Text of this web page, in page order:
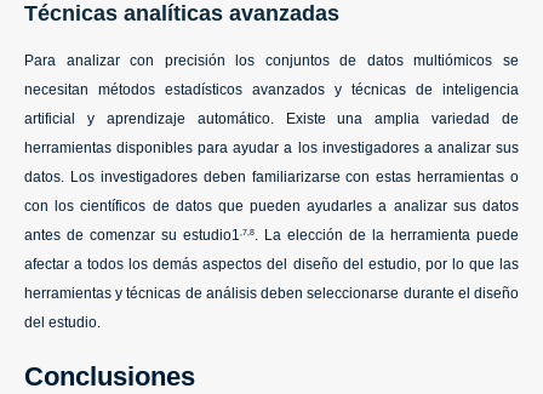
Técnicas analíticas avanzadas
Para analizar con precisión los conjuntos de datos multiómicos se
necesitan métodos estadísticos avanzados y técnicas de inteligencia
artificial y aprendizaje automático. Existe una amplia variedad de
herramientas disponibles para ayudar a los investigadores a analizar sus
datos. Los investigadores deben familiarizarse con estas herramientas o
con los científicos de datos que pueden ayudarles a analizar sus datos
antes de comenzar su estudio1,7,8. La elección de la herramienta puede
afectar a todos los demás aspectos del diseño del estudio, por lo que las
herramientas y técnicas de análisis deben seleccionarse durante el diseño
del estudio.
Conclusiones